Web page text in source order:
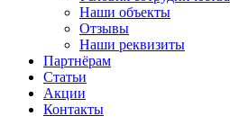
Наши объекты
Отзывы
Наши реквизиты
Партнёрам
Статьи
Акции
Контакты